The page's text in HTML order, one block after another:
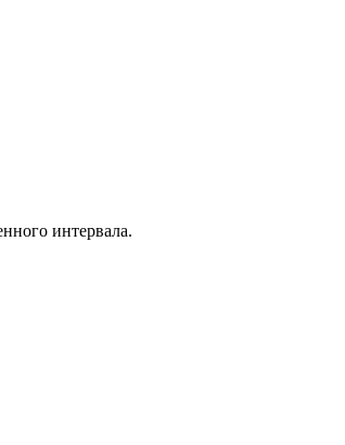
интервала.